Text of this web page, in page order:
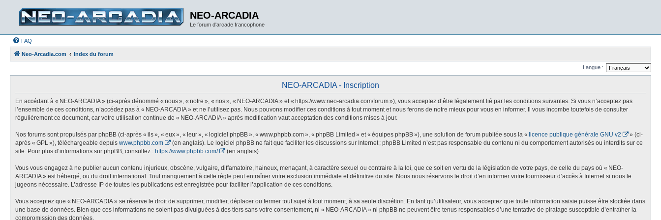
NEO-ARCADIA
Le forum d'arcade francophone
FAQ
Neo-Arcadia.com Index du forum
Langue :
NEO-ARCADIA - Inscription
En accédant à « NEO-ARCADIA » (ci-après dénommé « nous », « notre », « nos », « NEO-ARCADIA » et « https://www.neo-arcadia.com/forum »), vous acceptez d’être légalement lié par les conditions suivantes. Si vous n’acceptez pas
l’ensemble de ces conditions, n’accédez pas à « NEO-ARCADIA » et ne l’utilisez pas. Nous pouvons modifier ces conditions à tout moment et nous ferons de notre mieux pour vous en informer. Il vous incombe toutefois de consulter
régulièrement ce document, car votre utilisation continue de « NEO-ARCADIA » après modification vaut acceptation des conditions mises à jour.
Nos forums sont propulsés par phpBB (ci-après « ils », « eux », « leur », « logiciel phpBB », « www.phpbb.com », « phpBB Limited » et « équipes phpBB »), une solution de forum publiée sous la « licence publique générale GNU v2
» (ci-
après « GPL »), téléchargeable depuis www.phpbb.com
(en anglais). Le logiciel phpBB ne fait que faciliter les discussions sur Internet ; phpBB Limited n’est pas responsable du contenu ni du comportement autorisés ou interdits sur ce
site. Pour plus d’informations sur phpBB, consultez : https://www.phpbb.com/ (en anglais).
Vous vous engagez à ne publier aucun contenu injurieux, obscène, vulgaire, diffamatoire, haineux, menaçant, à caractère sexuel ou contraire à la loi, que ce soit en vertu de la législation de votre pays, de celle du pays où « NEO-
ARCADIA » est hébergé, ou du droit international. Tout manquement à cette règle peut entraîner votre exclusion immédiate et définitive du site. Nous nous réservons le droit d’en informer votre fournisseur d’accès à Internet si nous le
jugeons nécessaire. L’adresse IP de toutes les publications est enregistrée pour faciliter l’application de ces conditions.
Vous acceptez que « NEO-ARCADIA » se réserve le droit de supprimer, modifier, déplacer ou fermer tout sujet à tout moment, à sa seule discrétion. En tant qu’utilisateur, vous acceptez que toute information saisie puisse être stockée dans
une base de données. Bien que ces informations ne soient pas divulguées à des tiers sans votre consentement, ni « NEO-ARCADIA » ni phpBB ne peuvent être tenus responsables d’une tentative de piratage susceptible d’entraîner la
compromission des données.